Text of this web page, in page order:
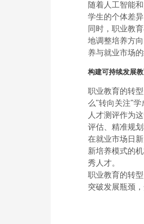
随着人工智能
学生的个体差
同时，职业教
地调整培养方
养与就业市场的
构建可持续发展
职业教育的转
么"转向关注"学
人才测评作为
评估、精准规
在就业市场日
新培养模式的
秀人才。
职业教育的转
突破发展瓶颈